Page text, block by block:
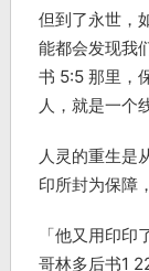
但到了永世，
能都会发现我
书 5:5 那里，
人，就是一个
人灵的重生是
印所封为保障
「他又用印印
哥林多后书1 22